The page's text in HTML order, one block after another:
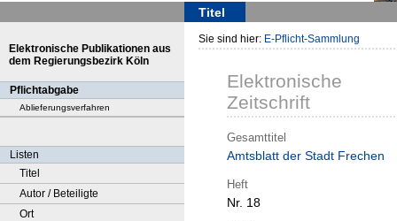
Titel
Elektronische Publikationen aus
dem Regierungsbezirk Köln
Pflichtabgabe
Ablieferungsverfahren
Listen
Titel
Autor / Beteiligte
Ort
Sie sind hier: E-Pflicht-Sammlung
Elektronische
Zeitschrift
Gesamttitel
Amtsblatt der Stadt Frechen
Heft
Nr. 18